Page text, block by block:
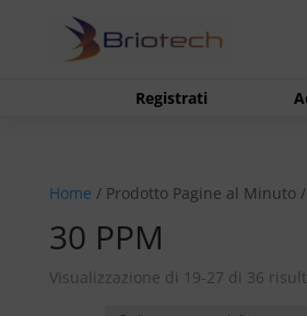
Registrati
Home / Prodotto Pagine al Minuto /
30 PPM
Visualizzazione di 19-27 di 36